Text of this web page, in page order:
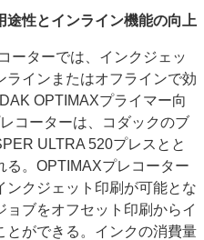
性とインライン機能の向上
ーターでは、インクジェッ
ラインまたはオフラインで効
OPTIMAXプライマー向
コーターは、コダックのブ
ULTRA 520プレスとと
る。OPTIMAXプレコーター
ンクジェット印刷が可能とな
ョブをオフセット印刷からイ
とができる。インクの消費量